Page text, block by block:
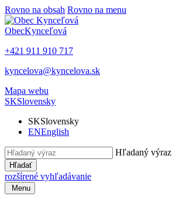
Rovno na obsah Rovno na menu
ObecKynceľová
+421 911 910 717
kyncelova@kyncelova.sk
Mapa webu
SKSlovensky
SKSlovensky
ENEnglish
Hľadaný výraz
Hľadať
rozšírené vyhľadávanie
Menu